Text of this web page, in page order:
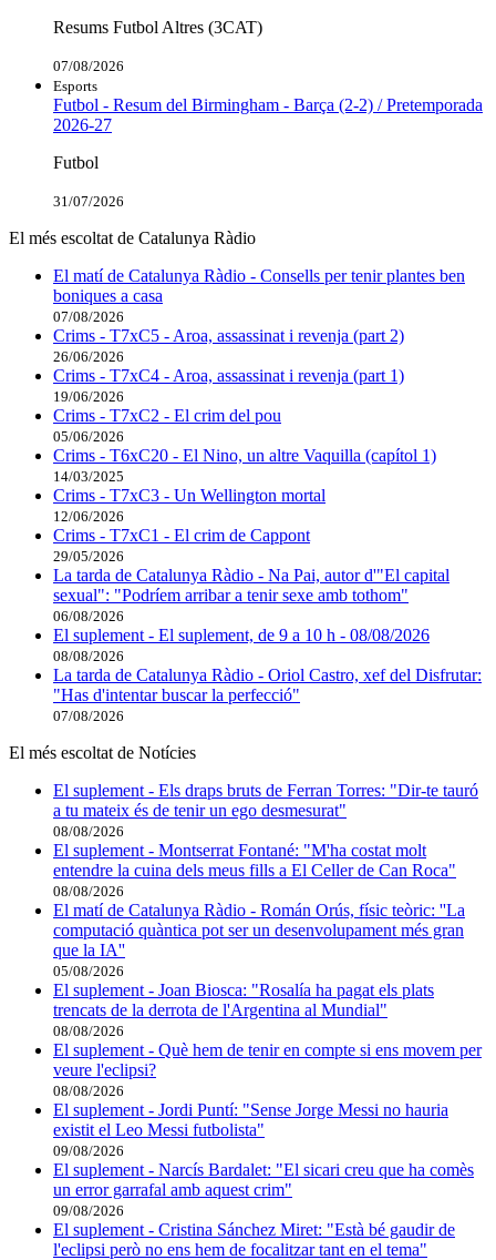
Resums Futbol Altres (3CAT)
07/08/2026
Esports
Futbol - Resum del Birmingham - Barça (2-2) / Pretemporada
2026-27
Futbol
31/07/2026
El més escoltat de Catalunya Ràdio
El matí de Catalunya Ràdio - Consells per tenir plantes ben
boniques a casa
07/08/2026
Crims - T7xC5 - Aroa, assassinat i revenja (part 2)
26/06/2026
Crims - T7xC4 - Aroa, assassinat i revenja (part 1)
19/06/2026
Crims - T7xC2 - El crim del pou
05/06/2026
Crims - T6xC20 - El Nino, un altre Vaquilla (capítol 1)
14/03/2025
Crims - T7xC3 - Un Wellington mortal
12/06/2026
Crims - T7xC1 - El crim de Cappont
29/05/2026
La tarda de Catalunya Ràdio - Na Pai, autor d'"El capital
sexual": "Podríem arribar a tenir sexe amb tothom"
06/08/2026
El suplement - El suplement, de 9 a 10 h - 08/08/2026
08/08/2026
La tarda de Catalunya Ràdio - Oriol Castro, xef del Disfrutar:
"Has d'intentar buscar la perfecció"
07/08/2026
El més escoltat de Notícies
El suplement - Els draps bruts de Ferran Torres: "Dir-te tauró
a tu mateix és de tenir un ego desmesurat"
08/08/2026
El suplement - Montserrat Fontané: "M'ha costat molt
entendre la cuina dels meus fills a El Celler de Can Roca"
08/08/2026
El matí de Catalunya Ràdio - Román Orús, físic teòric: ''La
computació quàntica pot ser un desenvolupament més gran
que la IA''
05/08/2026
El suplement - Joan Biosca: "Rosalía ha pagat els plats
trencats de la derrota de l'Argentina al Mundial"
08/08/2026
El suplement - Què hem de tenir en compte si ens movem per
veure l'eclipsi?
08/08/2026
El suplement - Jordi Puntí: "Sense Jorge Messi no hauria
existit el Leo Messi futbolista"
09/08/2026
El suplement - Narcís Bardalet: "El sicari creu que ha comès
un error garrafal amb aquest crim"
09/08/2026
El suplement - Cristina Sánchez Miret: "Està bé gaudir de
l'eclipsi però no ens hem de focalitzar tant en el tema"